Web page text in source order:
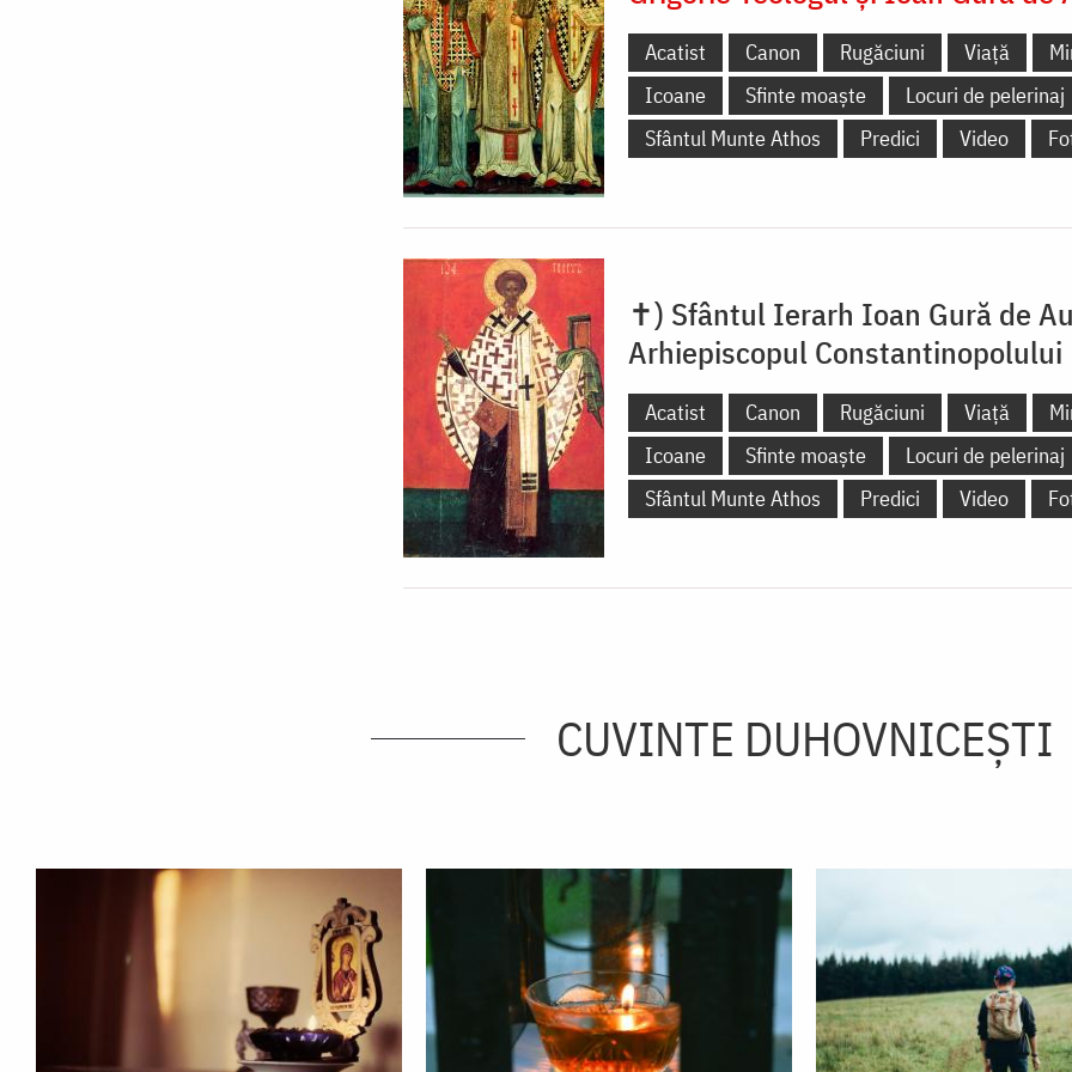
Acatist Canon Rugăciuni Viață
Icoane
Sfinte moaște
Locuri de pelerinaj
Sfântul Munte Athos
Predici Video
✝) Sfântul Ierarh Ioan Gură de
Arhiepiscopul Constantinopolului
Acatist Canon Rugăciuni Viață
Icoane
Sfinte moaște
Locuri de pelerinaj
Sfântul Munte Athos
Predici Video
CUVINTE DUHOVNICEȘTI